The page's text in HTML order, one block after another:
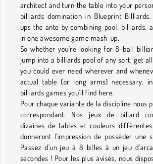
architect and turn the table into your
billiards domination in Blueprint
ups the ante by combining pool, billiards,
in one awesome game mash-up.
So whether you're looking for 8-ball
jump into a billiards pool of any sort, get
you could ever need wherever and
actual table (or long arms) necessary,
billiards games you'll find here.
Pour chaque variante de la discipline nous
correspondant. Nos jeux de billard
dizaines de tables et couleurs
donneront l'impression de posséder une
Passez d'un jeu à 8 billes à un jeu
secondes ! Pour les plus avisés, nous